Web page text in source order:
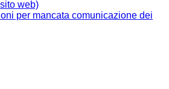
sito web)
per mancata comunicazione dei